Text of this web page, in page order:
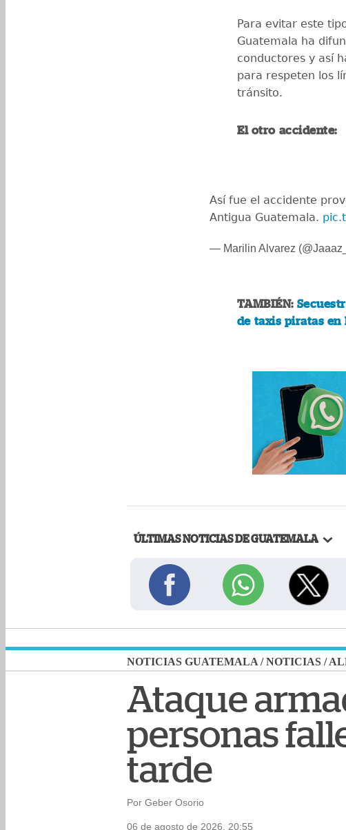
Para evitar este
Guatemala ha
conductores y así
para respeten los
tránsito.
El otro accidente:
Así fue el accidente
Antigua Guatemala.
— Marilin Alvarez
TAMBIÉN:
de taxis piratas en
ÚLTIMAS NOTICIAS DE GUATEMALA
NOTICIAS GUATEMALA /NOTICIAS /
Ataque
personas
tarde
Por Geber Osorio
06 de agosto de 2026, 20:55